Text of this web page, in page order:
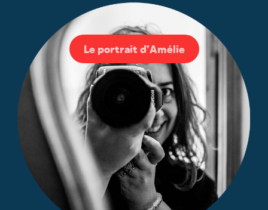
Le portrait d'Amélie